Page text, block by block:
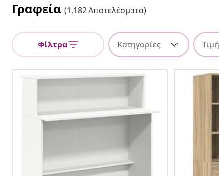
Γραφεία (1,182 Αποτελέσματα)
Φίλτρα Κατηγορίες Τιμή